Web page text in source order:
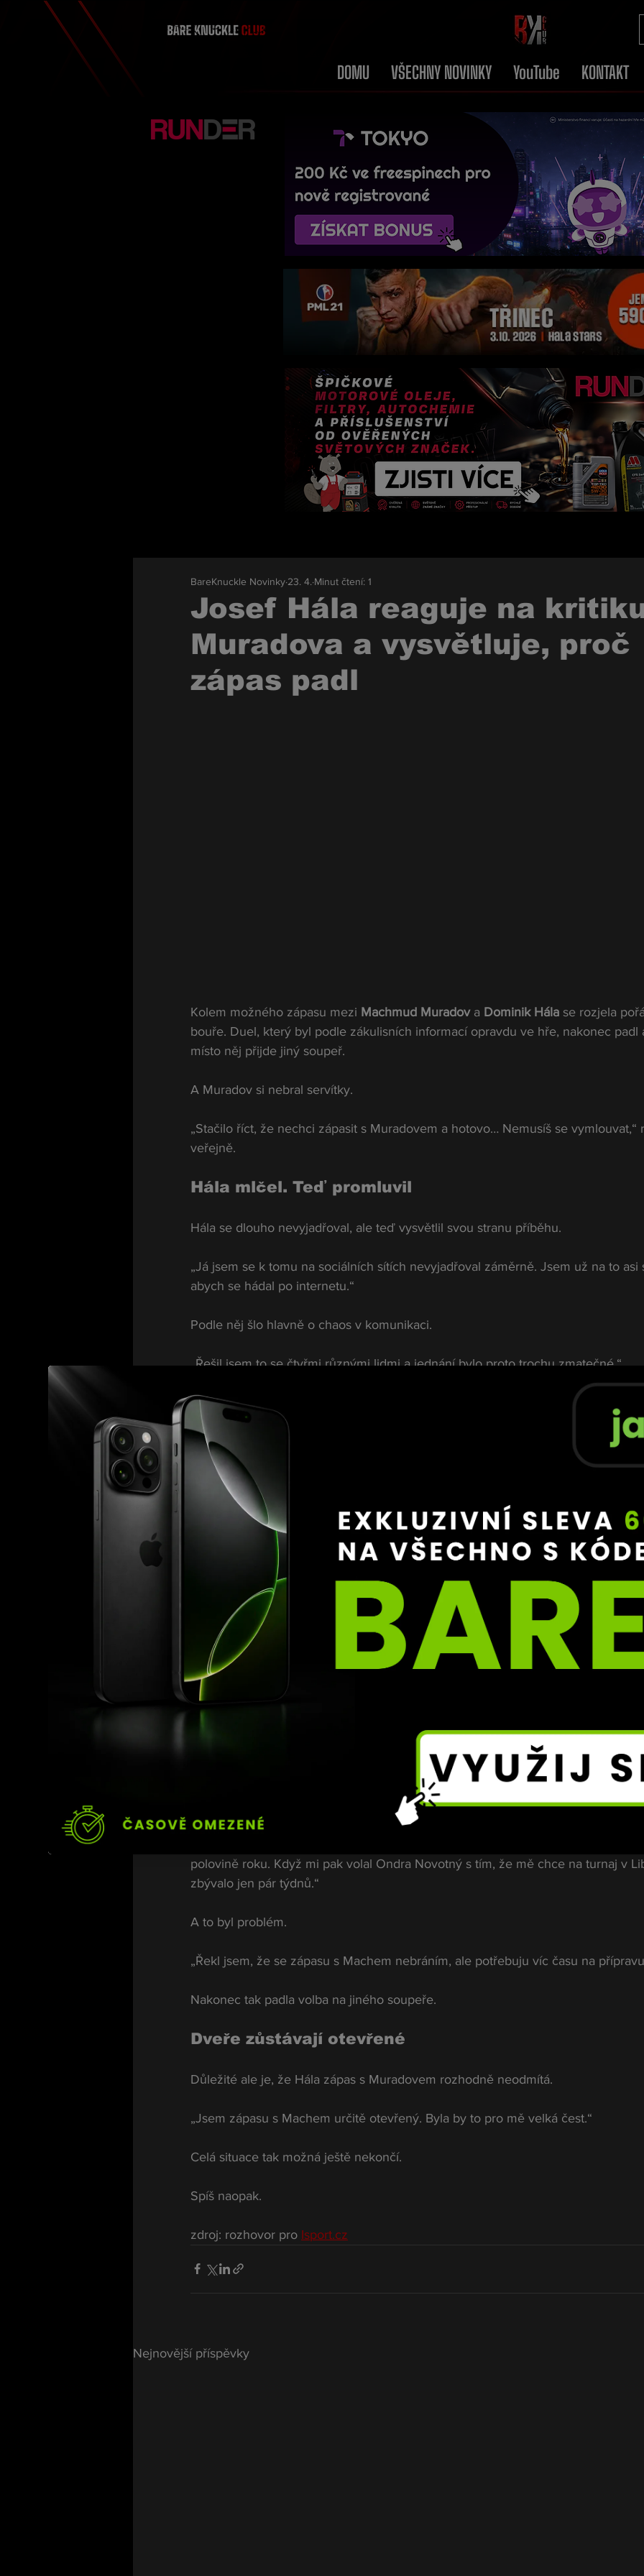
DOMU VŠECHNY NOVINKY YouTube KONTAKT
Josef Hála reaguje na
Muradova a vysvětluje, proč
zápas padl
BareKnuckle Novinky 23. 4. Minut čtení: 1
Kolem možného zápasu mezi Machmud Muradov a Dominik Hála se rozjela
bouře. Duel, který byl podle zákulisních informací opravdu ve hře, nakonec padl
místo něj přijde jiný soupeř.
A Muradov si nebral servítky.
„Stačilo říct, že nechci zápasit s Muradovem a hotovo… Nemusíš se vymlouvat,“
veřejně.
Hála mlčel. Teď promluvil
Hála se dlouho nevyjadřoval, ale teď vysvětlil svou stranu příběhu.
„Já jsem se k tomu na sociálních sítích nevyjadřoval záměrně. Jsem už na to asi
abych se hádal po internetu.“
Podle něj šlo hlavně o chaos v komunikaci.
„Řešil jsem to se čtyřmi různými lidmi a jednání bylo proto trochu zmatečné.“
Klíčový problém: čas
Hlavní důvod, proč k zápasu nedošlo, byl podle Hály jednoduchý.
polovině roku. Když mi pak volal Ondra Novotný s tím, že mě chce na turnaj v
zbývalo jen pár týdnů.“
A to byl problém.
„Řekl jsem, že se zápasu s Machem nebráním, ale potřebuju víc času na
Nakonec tak padla volba na jiného soupeře.
Dveře zůstávají otevřené
Důležité ale je, že Hála zápas s Muradovem rozhodně neodmítá.
„Jsem zápasu s Machem určitě otevřený. Byla by to pro mě velká čest.“
Celá situace tak možná ještě nekončí.
Spíš naopak.
zdroj: rozhovor pro Isport.cz
Nejnovější příspěvky